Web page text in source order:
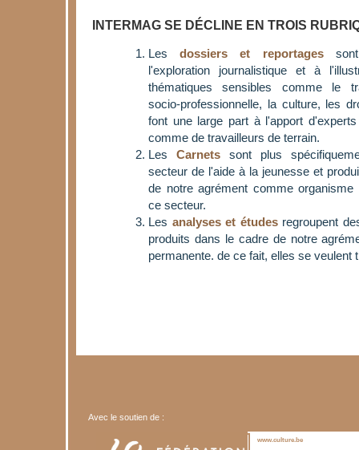
INTERMAG SE DÉCLINE EN TROIS
Lesdossiers et reportagessont
l'exploration journalistique et à
thématiques sensibles comme le
socio-professionnelle, la culture, les
font une large part à l'apport
comme de travailleurs de terrain.
Les Carnetssont plus
secteur de l'aide à la jeunesse et
de notre agrément comme organisme
ce secteur.
Les analyses et étudesregroupent
produits dans le cadre de notre
permanente. de ce fait, elles se veulent
Avec le soutien de :
www.culture.be